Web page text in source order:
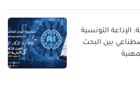
الإذاعة التونسية
بين البحث